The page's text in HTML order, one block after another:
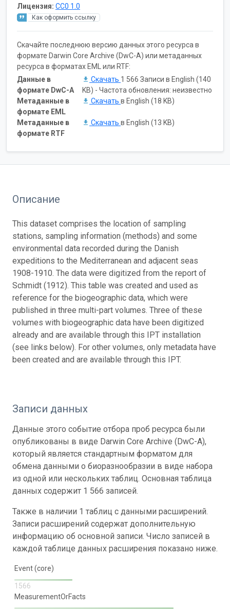
Лицензия: CC0 1.0
Как оформить ссылку
Скачайте последнюю версию данных этого ресурса в
формате Darwin Core Archive (DwC-A) или метаданных
ресурса в форматах EML или RTF:
Данные в
формате DwC-A
Скачать 1 566 Записи в English (140
KB) - Частота обновления: неизвестно
Метаданные в
формате EML
Скачать в English (18 KB)
Метаданные в
формате RTF
Скачать в English (13 KB)
Описание
This dataset comprises the location of sampling
stations, sampling information (methods) and some
environmental data recorded during the Danish
expeditions to the Mediterranean and adjacent seas
1908-1910. The data were digitized from the report of
Schmidt (1912). This table was created and used as
reference for the biogeographic data, which were
published in three multi-part volumes. Three of these
volumes with biogeographic data have been digitized
already and are available through this IPT installation
(see links below). For other volumes, only metadata have
been created and are available through this IPT.
Записи данных
Данные этого событие отбора проб ресурса были
опубликованы в виде Darwin Core Archive (DwC-A),
который является стандартным форматом для
обмена данными о биоразнообразии в виде набора
из одной или нескольких таблиц. Основная таблица
данных содержит 1 566 записей.
Также в наличии 1 таблиц с данными расширений.
Записи расширений содержат дополнительную
информацию об основной записи. Число записей в
каждой таблице данных расширения показано ниже.
Event (core)
1566
MeasurementOrFacts